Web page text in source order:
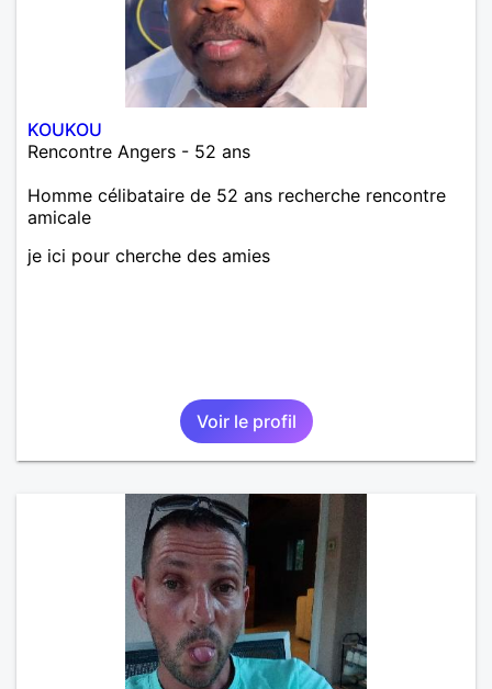
KOUKOU
Rencontre Angers - 52 ans
Homme célibataire de 52 ans recherche rencontre
amicale
je ici pour cherche des amies
Voir le profil